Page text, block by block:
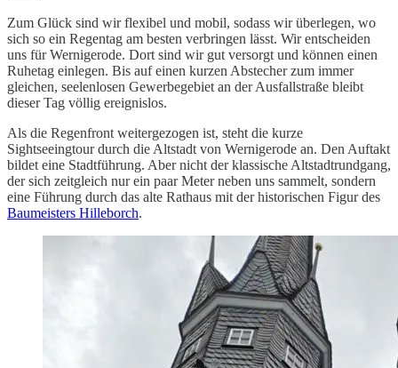
Zum Glück sind wir flexibel und mobil, sodass wir überlegen, wo
sich so ein Regentag am besten verbringen lässt. Wir entscheiden
uns für Wernigerode. Dort sind wir gut versorgt und können einen
Ruhetag einlegen. Bis auf einen kurzen Abstecher zum immer
gleichen, seelenlosen Gewerbegebiet an der Ausfallstraße bleibt
dieser Tag völlig ereignislos.
Als die Regenfront weitergezogen ist, steht die kurze
Sightseeingtour durch die Altstadt von Wernigerode an. Den Auftakt
bildet eine Stadtführung. Aber nicht der klassische Altstadtrundgang,
der sich zeitgleich nur ein paar Meter neben uns sammelt, sondern
eine Führung durch das alte Rathaus mit der historischen Figur des
Baumeisters Hilleborch.